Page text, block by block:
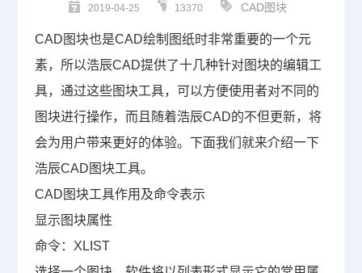
2019-04-25 13370 CAD图块
CAD图块也是CAD绘制图纸时非常重要的一个元
素，所以浩辰CAD提供了十几种针对图块的编辑工
具，通过这些图块工具，可以方便使用者对不同的
图块进行操作，而且随着浩辰CAD的不但更新，将
会为用户带来更好的体验。下面我们就来介绍一下
浩辰CAD图块工具。
CAD图块工具作用及命令表示
显示图块属性
命令： XLIST